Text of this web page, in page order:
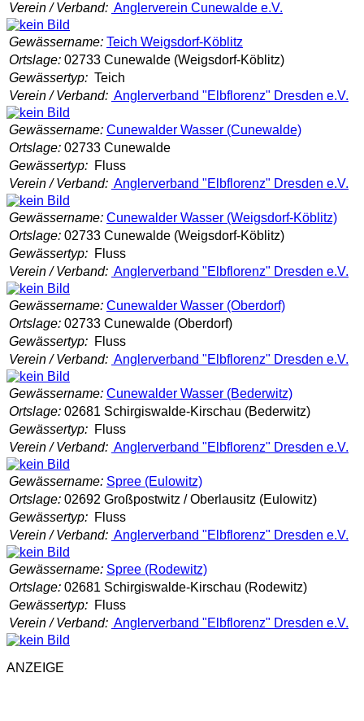
Verein / Verband: Anglerverein Cunewalde e.V.
Gewässername: Teich Weigsdorf-Köblitz
Ortslage: 02733 Cunewalde (Weigsdorf-Köblitz)
Gewässertyp: Teich
Verein / Verband: Anglerverband "Elbflorenz" Dresden e.V.
Gewässername: Cunewalder Wasser (Cunewalde)
Ortslage: 02733 Cunewalde
Gewässertyp: Fluss
Verein / Verband: Anglerverband "Elbflorenz" Dresden e.V.
Gewässername: Cunewalder Wasser (Weigsdorf-Köblitz)
Ortslage: 02733 Cunewalde (Weigsdorf-Köblitz)
Gewässertyp: Fluss
Verein / Verband: Anglerverband "Elbflorenz" Dresden e.V.
Gewässername: Cunewalder Wasser (Oberdorf)
Ortslage: 02733 Cunewalde (Oberdorf)
Gewässertyp: Fluss
Verein / Verband: Anglerverband "Elbflorenz" Dresden e.V.
Gewässername: Cunewalder Wasser (Bederwitz)
Ortslage: 02681 Schirgiswalde-Kirschau (Bederwitz)
Gewässertyp: Fluss
Verein / Verband: Anglerverband "Elbflorenz" Dresden e.V.
Gewässername: Spree (Eulowitz)
Ortslage: 02692 Großpostwitz / Oberlausitz (Eulowitz)
Gewässertyp: Fluss
Verein / Verband: Anglerverband "Elbflorenz" Dresden e.V.
Gewässername: Spree (Rodewitz)
Ortslage: 02681 Schirgiswalde-Kirschau (Rodewitz)
Gewässertyp: Fluss
Verein / Verband: Anglerverband "Elbflorenz" Dresden e.V.
ANZEIGE